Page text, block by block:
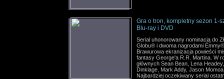
Gra o tron, kompletny sezon 1-
Blu-ray i DVD
Serial uhonorowany nominacją do
Globu® i dwoma nagrodami Emmy®
Brawurowa ekranizacja powieści
fantasy George'a R.R. Martina. W
głównych Sean Bean, Lena
Dinklage, Mark Addy, Jason
Najbardziej oczekiwany serial